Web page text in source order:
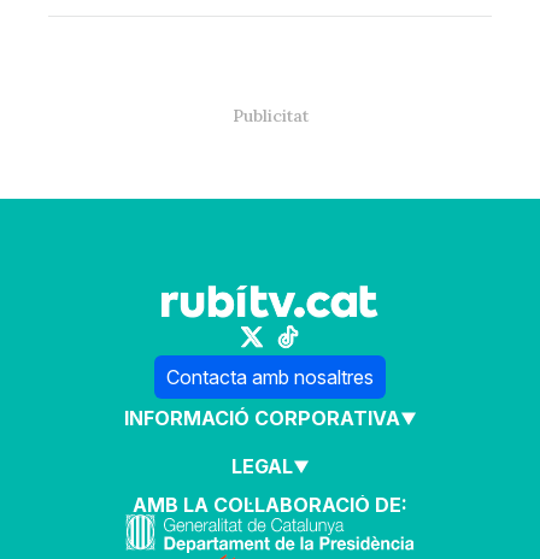
Contacta amb nosaltres
INFORMACIÓ CORPORATIVA
LEGAL
AMB LA COL·LABORACIÓ DE: